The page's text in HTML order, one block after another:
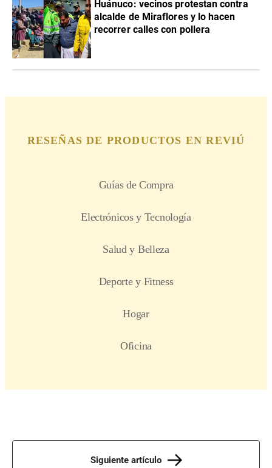
Huánuco: vecinos protestan contra
alcalde de Miraflores y lo hacen
recorrer calles con pollera
Siguiente artículo